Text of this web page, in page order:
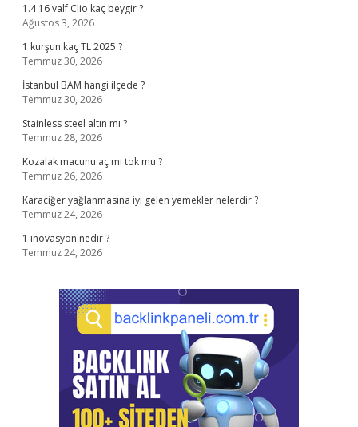
1.4 16 valf Clio kaç beygir ?
Ağustos 3, 2026
1 kurşun kaç TL 2025 ?
Temmuz 30, 2026
İstanbul BAM hangi ilçede ?
Temmuz 30, 2026
Stainless steel altın mı ?
Temmuz 28, 2026
Kozalak macunu aç mı tok mu ?
Temmuz 26, 2026
Karaciğer yağlanmasına iyi gelen yemekler nelerdir ?
Temmuz 24, 2026
1 inovasyon nedir ?
Temmuz 24, 2026